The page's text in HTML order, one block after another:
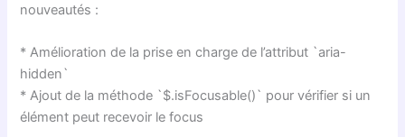
nouveautés :
* Amélioration de la prise en charge de l’attribut `aria-
hidden`
* Ajout de la méthode `$.isFocusable()` pour vérifier si un
élément peut recevoir le focus